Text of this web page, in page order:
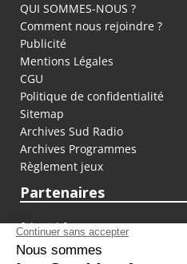
QUI SOMMES-NOUS ?
Comment nous rejoindre ?
Publicité
Mentions Légales
CGU
Politique de confidentialité
Sitemap
Archives Sud Radio
Archives Programmes
Règlement jeux
Partenaires
fiducial.fr
lyoncapitale.fr